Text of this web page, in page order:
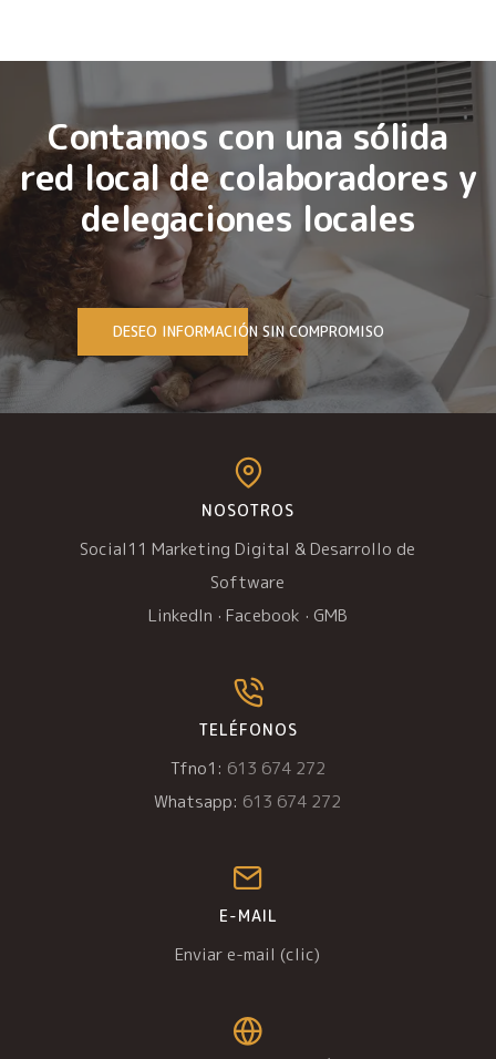
Contamos con una sólida
red local de colaboradores y
delegaciones locales
DESEO INFORMACIÓN SIN COMPROMISO
NOSOTROS
Social11 Marketing Digital & Desarrollo de
Software
LinkedIn · Facebook · GMB
TELÉFONOS
Tfno1: 613 674 272
Whatsapp: 613 674 272
E-MAIL
Enviar e-mail (clic)